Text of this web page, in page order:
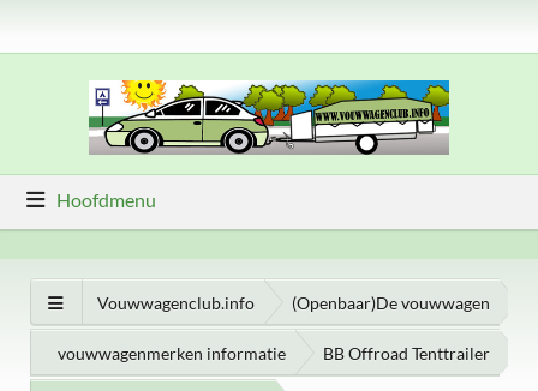
Hoofdmenu
Vouwwagenclub.info (Openbaar)De vouwwagen
vouwwagenmerken informatie BB Offroad Tenttrailer